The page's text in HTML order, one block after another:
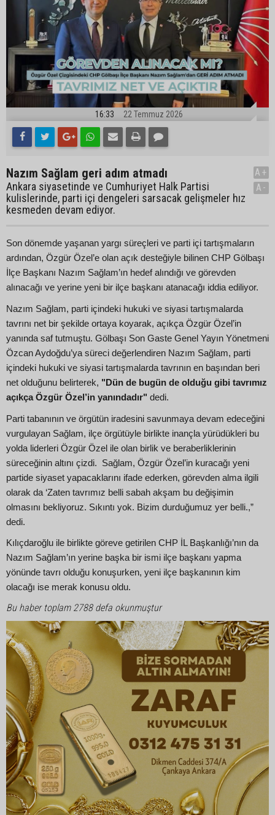
16:33 22 Temmuz 2026
Nazım Sağlam geri adım atmadı
Ankara siyasetinde ve Cumhuriyet Halk Partisi
kulislerinde, parti içi dengeleri sarsacak gelişmeler hız
kesmeden devam ediyor.
A+
A-
Son dönemde yaşanan yargı süreçleri ve parti içi tartışmaların
ardından, Özgür Özel’e olan açık desteğiyle bilinen CHP Gölbaşı
İlçe Başkanı Nazım Sağlam’ın hedef alındığı ve görevden
alınacağı ve yerine yeni bir ilçe başkanı atanacağı iddia ediliyor.
Nazım Sağlam, parti içindeki hukuki ve siyasi tartışmalarda
tavrını net bir şekilde ortaya koyarak, açıkça Özgür Özel’in
yanında saf tutmuştu. Gölbaşı Son Gaste Genel Yayın Yönetmeni
Özcan Aydoğdu’ya süreci değerlendiren Nazım Sağlam, parti
içindeki hukuki ve siyasi tartışmalarda tavrının en başından beri
net olduğunu belirterek, "Dün de bugün de olduğu gibi tavrımız
açıkça Özgür Özel’in yanındadır" dedi.
Parti tabanının ve örgütün iradesini savunmaya devam edeceğini
vurgulayan Sağlam, ilçe örgütüyle birlikte inançla yürüdükleri bu
yolda liderleri Özgür Özel ile olan birlik ve beraberliklerinin
süreceğinin altını çizdi. Sağlam, Özgür Özel’in kuracağı yeni
partide siyaset yapacaklarını ifade ederken, görevden alma ilgili
olarak da ‘Zaten tavrımız belli sabah akşam bu değişimin
olmasını bekliyoruz. Sıkıntı yok. Bizim durduğumuz yer belli.,”
dedi.
Kılıçdaroğlu ile birlikte göreve getirilen CHP İL Başkanlığı’nın da
Nazım Sağlam’ın yerine başka bir ismi ilçe başkanı yapma
yönünde tavrı olduğu konuşurken, yeni ilçe başkanının kim
olacağı ise merak konusu oldu.
Bu haber toplam 2788 defa okunmuştur